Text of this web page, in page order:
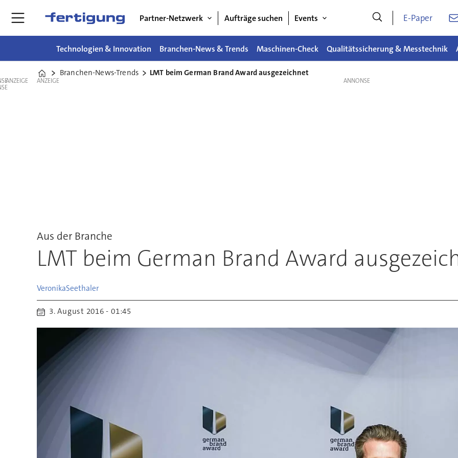
Partner-Netzwerk Aufträge suchen Events E-Paper
Technologien & Innovation Branchen-News & Trends Maschinen-Check Qualitätssicherung & Messtechnik
Home
Branchen-News-Trends LMT beim German Brand Award ausgezeichnet
ANZEIGE ANZEIGE
Aus der Branche
LMT beim German Brand Award
VeronikaSeethaler
3. August 2016 - 01:45